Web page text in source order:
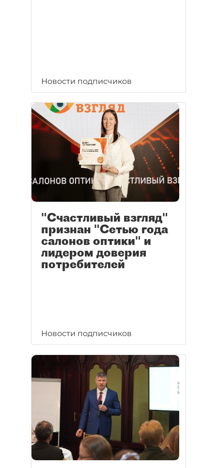
Новости подписчиков
"Счастливый взгляд"
признан "Сетью года
салонов оптики" и
лидером доверия
потребителей
Новости подписчиков